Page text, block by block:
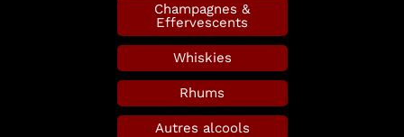
Champagnes &
Effervescents
Whiskies
Rhums
Autres alcools